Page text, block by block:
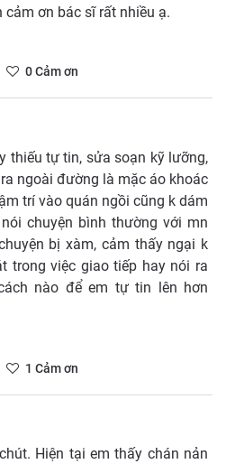
ơn bác sĩ rất nhiều ạ.
0Cảm ơn
thiếu tự tin, sửa soạn kỹ lưỡng,
ngoài đường là mặc áo khoác
trí vào quán ngồi cũng k dám
chuyện bình thường với mn
bị xàm, cảm thấy ngại k
trong việc giao tiếp hay nói ra
nào để em tự tin lên hơn
1 Cảm ơn
Hiện tại em thấy chán nản